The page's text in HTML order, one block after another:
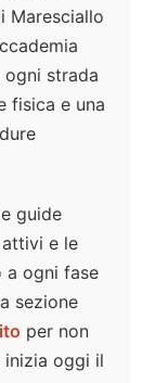
Maresciallo
strada
fisica e una
guide
e le
a ogni fase
sezione
per non
inizia oggi il